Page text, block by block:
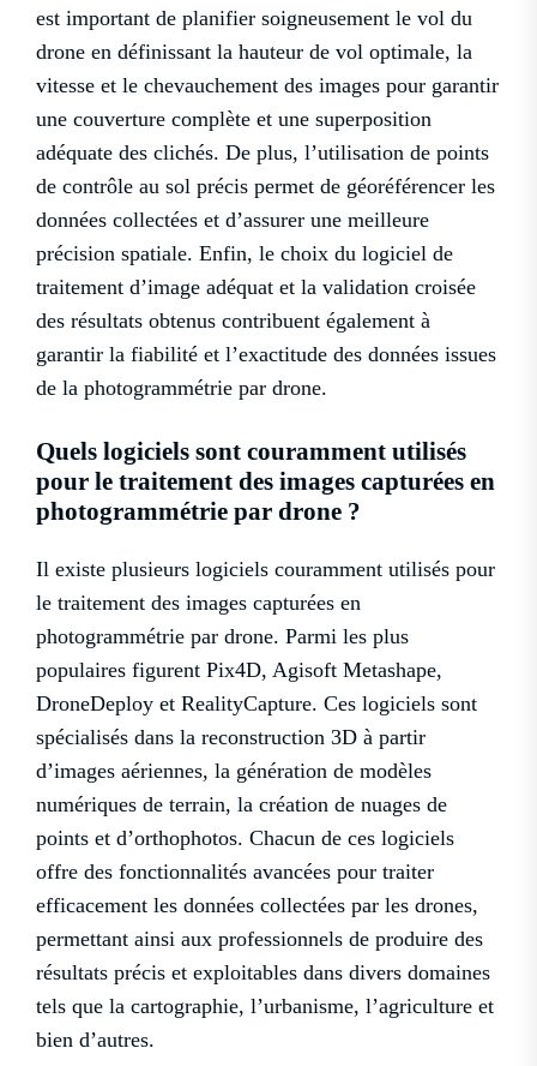
est important de planifier soigneusement le vol du
drone en définissant la hauteur de vol optimale, la
vitesse et le chevauchement des images pour garantir
une couverture complète et une superposition
adéquate des clichés. De plus, l’utilisation de points
de contrôle au sol précis permet de géoréférencer les
données collectées et d’assurer une meilleure
précision spatiale. Enfin, le choix du logiciel de
traitement d’image adéquat et la validation croisée
des résultats obtenus contribuent également à
garantir la fiabilité et l’exactitude des données issues
de la photogrammétrie par drone.
Quels logiciels sont couramment utilisés
pour le traitement des images capturées en
photogrammétrie par drone ?
Il existe plusieurs logiciels couramment utilisés pour
le traitement des images capturées en
photogrammétrie par drone. Parmi les plus
populaires figurent Pix4D, Agisoft Metashape,
DroneDeploy et RealityCapture. Ces logiciels sont
spécialisés dans la reconstruction 3D à partir
d’images aériennes, la génération de modèles
numériques de terrain, la création de nuages de
points et d’orthophotos. Chacun de ces logiciels
offre des fonctionnalités avancées pour traiter
efficacement les données collectées par les drones,
permettant ainsi aux professionnels de produire des
résultats précis et exploitables dans divers domaines
tels que la cartographie, l’urbanisme, l’agriculture et
bien d’autres.